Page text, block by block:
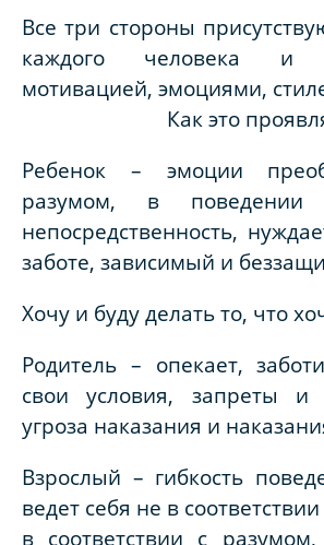
Все три стороны
каждого человека и
мотивацией, эмоциями,
Как это
Ребенок
– эмоции
разумом, в поведении
непосредственность,
заботе, зависимый и
Хочу и буду делать то, что
Родитель – опекает,
свои условия, запреты и
угроза наказания и
Взрослый – гибкость
ведет себя не в
в соответствии с